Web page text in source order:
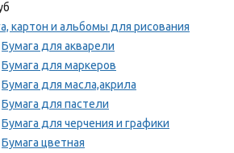
картон и альбомы для рисования
Бумага для акварели
Бумага для маркеров
Бумага для масла,акрила
Бумага для пастели
Бумага для черчения и графики
Бумага цветная